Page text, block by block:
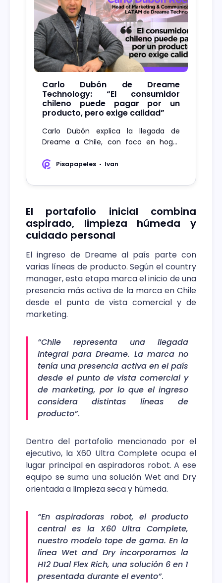
Carlo Dubón de Dreame
Technology: “El consumidor
chileno puede pagar por un
producto, pero exige calidad”
Carlo Dubón explica la llegada de
Dreame a Chile, con foco en hogar
servicio local
Pisapapeles Ivan
El portafolio inicial combina
aspirado, limpieza húmeda y
cuidado personal
El ingreso de Dreame al país parte con
varias líneas de producto. Según el country
manager, esta etapa marca el inicio de una
presencia más activa de la marca en Chile
desde el punto de vista comercial y de
marketing.
“Chile representa una llegada
integral para Dreame. La marca no
tenía una presencia activa en el país
desde el punto de vista comercial y
de marketing, por lo que el ingreso
considera distintas líneas de
producto”.
Dentro del portafolio mencionado por el
ejecutivo, la X60 Ultra Complete ocupa el
lugar principal en aspiradoras robot. A ese
equipo se suma una solución Wet and Dry
orientada a limpieza seca y húmeda.
“En aspiradoras robot, el producto
central es la X60 Ultra Complete,
nuestro modelo tope de gama. En la
línea Wet and Dry incorporamos la
H12 Dual Flex Rich, una solución 6 en 1
presentada durante el evento”.